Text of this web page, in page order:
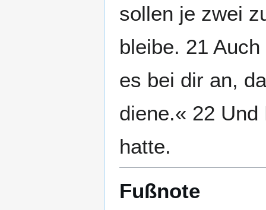
sollen je zwei
bleibe. 21
es bei dir an,
diene.« 22
hatte.
Fußnote